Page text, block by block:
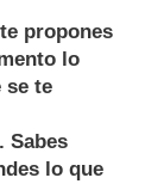
propones
lo
se te
Sabes
lo que